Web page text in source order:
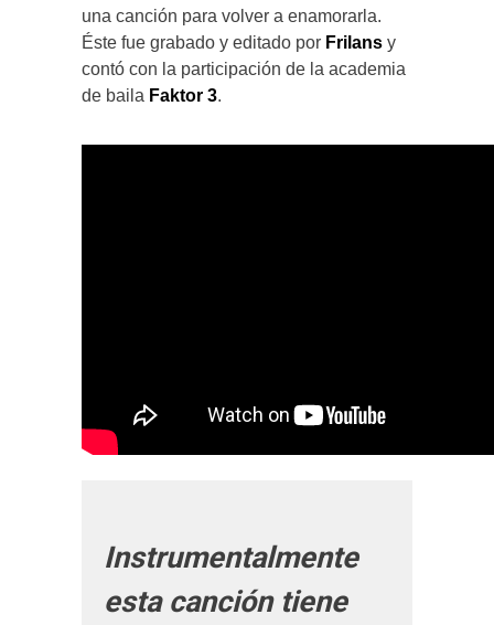
una canción para volver a enamorarla.
Éste fue grabado y editado por Frilans y
contó con la participación de la academia
de baila Faktor 3.
Instrumentalmente
esta canción tiene